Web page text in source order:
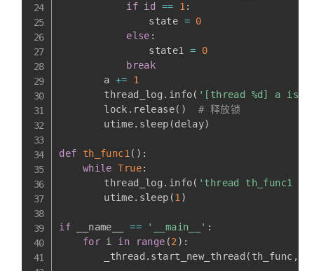
if id == 1:
    			state
= 0
else :
    			state1
=
0
break
    	a
+=
1
    	thread_log
. info( '[thread %d] a is
    	lock
. release( )
# 释放锁
    	utime
. sleep (delay)
def th_func1( ) :
while True:
    	thread_log
. info( 'thread th_func1
    	utime
. sleep (1)
if __name__ == '__main__' :
for i in range (2) :
    	_thread
. start_new_thread ( th_func ,